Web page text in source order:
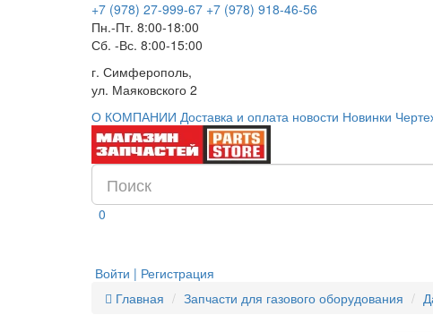
+7 (978) 27-999-67 +7 (978) 918-46-56
Пн.-Пт. 8:00-18:00
Сб. -Вс. 8:00-15:00
г. Симферополь,
ул. Маяковского 2
О КОМПАНИИ Доставка и оплата новости Новинки
0
Войти | Регистрация
Главная
Запчасти для газового оборудования